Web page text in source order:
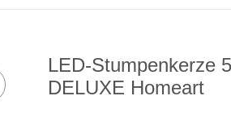
LED-Stumpenkerze
DELUXE Homeart